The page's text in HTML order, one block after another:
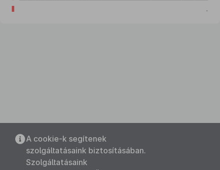
A cookie-k segítenek
szolgáltatásaink biztosításában.
Szolgáltatásaink